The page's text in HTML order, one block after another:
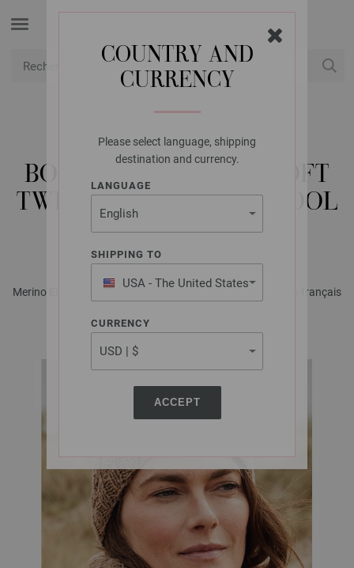
COUNTRY AND
CURRENCY
Please select language, shipping
destination and currency.
LANGUAGE
SHIPPING TO
USA - The United States
of America
CURRENCY
ACCEPT
LANA GROSSA
BONNET LANDLUST SOFT
TWEED 180 & COOL WOOL
LACE
Merino Edition No. 3 - Magazine allemand + explications en français